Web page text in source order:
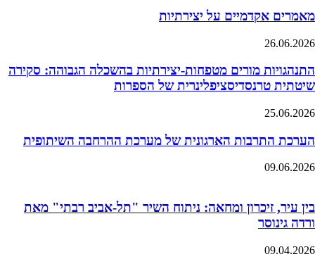
מאמרים אקדמיים על יצירתיות
26.06.2026
התנהגויות מורים מטפחות-יצירתיות בהשכלה הגבוהה: סקירה
שיטתית טרנסדיסציפלינרית של הספרות
25.06.2026
הערכת התרבות הארגונית של מערכת ההרחבה השיתופית
09.06.2026
בין עיר, זיכרון ומחאה: ניתוח השיר "תל-אביב רבתי" מאת
ורדה גינוסר
09.04.2026